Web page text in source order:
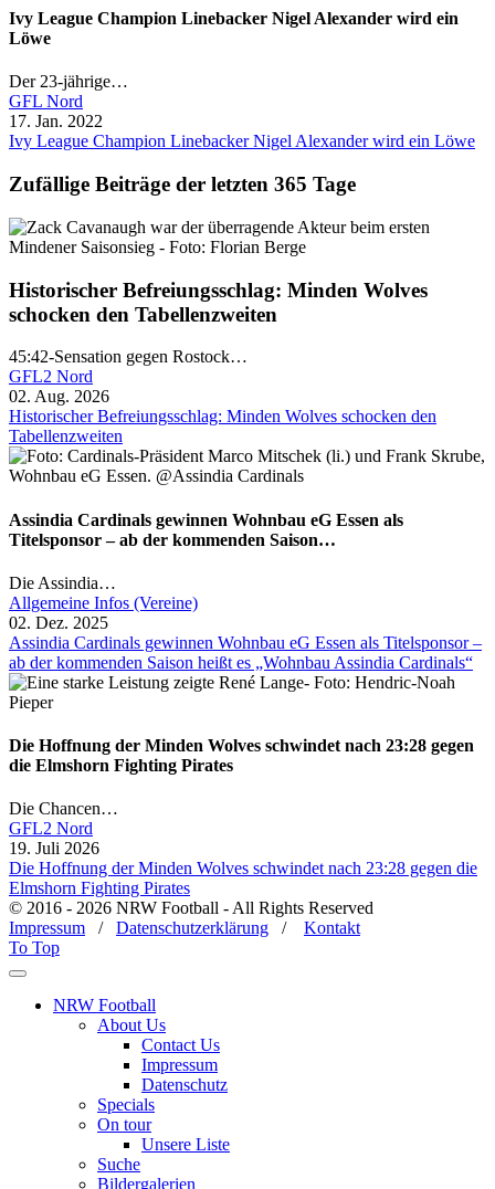
Ivy League Champion Linebacker Nigel Alexander wird ein
Löwe
Der 23-jährige…
GFL Nord
17. Jan. 2022
Ivy League Champion Linebacker Nigel Alexander wird ein Löwe
Zufällige Beiträge der letzten 365 Tage
Historischer Befreiungsschlag: Minden Wolves
schocken den Tabellenzweiten
45:42-Sensation gegen Rostock…
GFL2 Nord
02. Aug. 2026
Historischer Befreiungsschlag: Minden Wolves schocken den
Tabellenzweiten
Assindia Cardinals gewinnen Wohnbau eG Essen als
Titelsponsor – ab der kommenden Saison…
Die Assindia…
Allgemeine Infos (Vereine)
02. Dez. 2025
Assindia Cardinals gewinnen Wohnbau eG Essen als Titelsponsor –
ab der kommenden Saison heißt es „Wohnbau Assindia Cardinals“
Die Hoffnung der Minden Wolves schwindet nach 23:28 gegen
die Elmshorn Fighting Pirates
Die Chancen…
GFL2 Nord
19. Juli 2026
Die Hoffnung der Minden Wolves schwindet nach 23:28 gegen die
Elmshorn Fighting Pirates
© 2016 - 2026 NRW Football - All Rights Reserved
Impressum / Datenschutzerklärung / Kontakt
To Top
NRW Football
About Us
Contact Us
Impressum
Datenschutz
Specials
On tour
Unsere Liste
Suche
Bildergalerien